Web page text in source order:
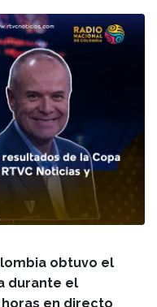
obtuvo el
durante el
en directo